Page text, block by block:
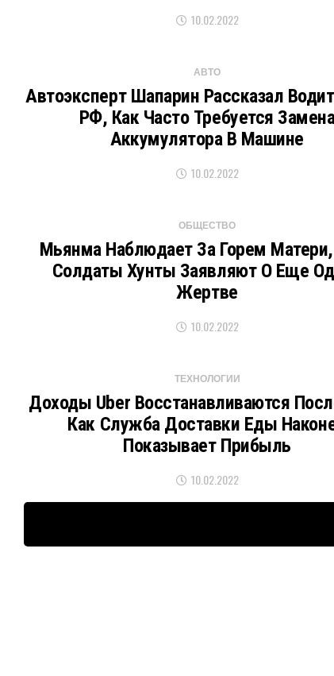
10.02.2022
АВТО
Автоэксперт Шапарин Рассказал
РФ, Как Часто Требуется
Аккумулятора В Машине
10.02.2022
ОБЩЕСТВО
Мьянма Наблюдает За Горем
Солдаты Хунты Заявляют О Еще
Жертве
10.02.2022
ТЕХНОЛОГИИ
Доходы Uber Восстанавливаются
Как Служба Доставки Еды
Показывает Прибыль
10.02.2022